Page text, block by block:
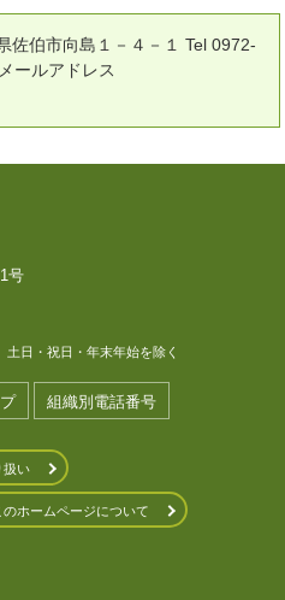
伯市向島１－４－１ Tel 0972-
ールアドレス
号
日・祝日・年末年始を除く
組織別電話番号
扱い
のホームページについて